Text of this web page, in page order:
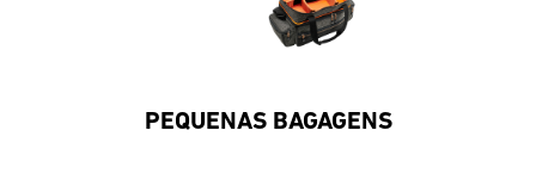
PEQUENAS BAGAGENS